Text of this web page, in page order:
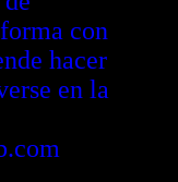
con
hacer
en la